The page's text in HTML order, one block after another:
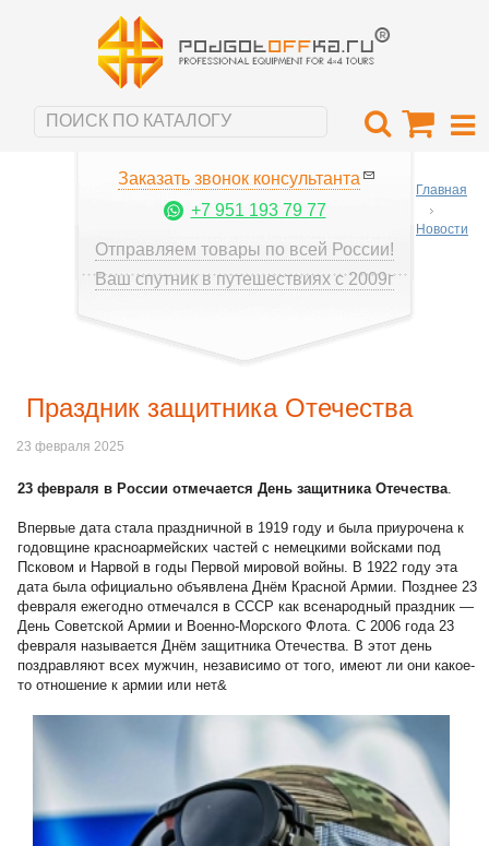
Заказать звонок консультанта
+7 951 193 79 77
Отправляем товары по всей России!
Ваш спутник в путешествиях с 2009г
Главная
Новости
Праздник защитника Отечества
23 февраля 2025
23 февраля в России отмечается День защитника Отечества
Впервые дата стала праздничной в 1919 году и была приурочена к
годовщине красноармейских частей с немецкими войсками под
Псковом и Нарвой в годы Первой мировой войны. В 1922 году эта
дата была официально объявлена Днём Красной Армии. Позднее 23
февраля ежегодно отмечался в СССР как всенародный праздник —
День Советской Армии и Военно-Морского Флота. С 2006 года 23
февраля называется Днём защитника Отечества. В этот день
поздравляют всех мужчин, независимо от того, имеют ли они какое-
то отношение к армии или нет&